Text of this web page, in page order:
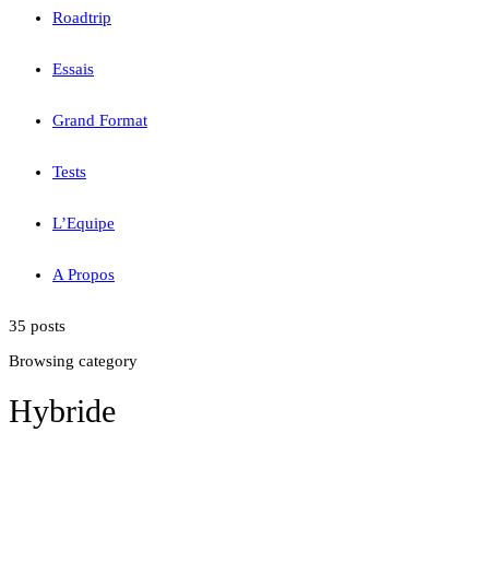
Roadtrip
Essais
Grand Format
Tests
L’Equipe
A Propos
35 posts
Browsing category
Hybride